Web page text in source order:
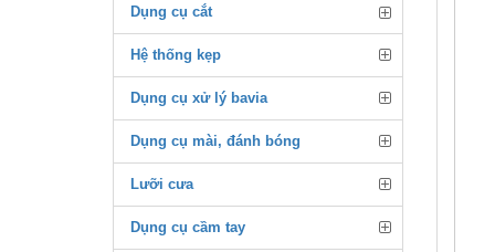
Dụng cụ cắt
Hệ thống kẹp
Dụng cụ xử lý bavia
Dụng cụ mài, đánh bóng
Lưỡi cưa
Dụng cụ cầm tay